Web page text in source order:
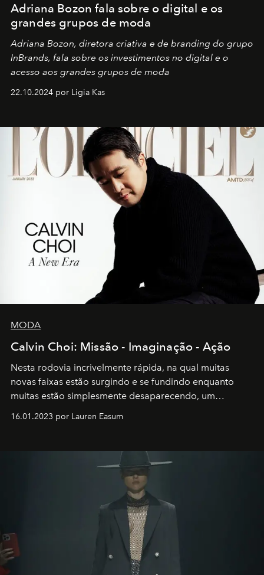
Adriana Bozon fala sobre o digital e os
grandes grupos de moda
Adriana Bozon, diretora criativa e de branding do grupo
InBrands, fala sobre os investimentos no digital e o
acesso aos grandes grupos de moda
22.10.2024 por Ligia Kas
MODA
Calvin Choi: Missão - Imaginação - Ação
Nesta rodovia incrivelmente rápida, na qual muitas
novas faixas estão surgindo e se fundindo enquanto
muitas estão simplesmente desaparecendo, um
transportador AMTD abrindo caminho para muitos
por propósitos, com um claro senso de missão na vida e
16.01.2023 por Lauren Easum